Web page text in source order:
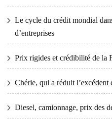
Le cycle du crédit mondial
d’entreprises
Prix ​​​​rigides et crédibilité de la
Chérie, qui a réduit l’excédent
Diesel, camionnage, prix des